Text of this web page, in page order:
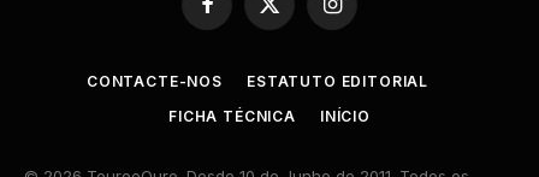
Facebook
X
(Twitter)
Instagram
CONTACTE-NOS
ESTATUTO EDITORIAL
FICHA TÉCNICA
INÍCIO